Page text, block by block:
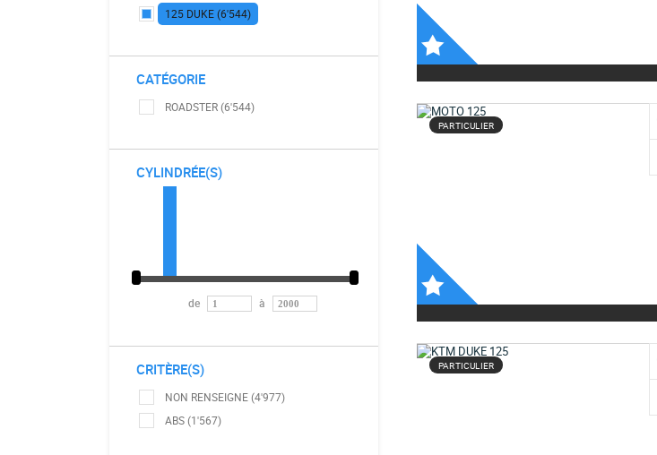
125 DUKE (6'544)
CATÉGORIE
ROADSTER (6'544)
CYLINDRÉE(S)
de à
CRITÈRE(S)
NON RENSEIGNE (4'977)
ABS (1'567)
PARTICULIER
PARTICULIER